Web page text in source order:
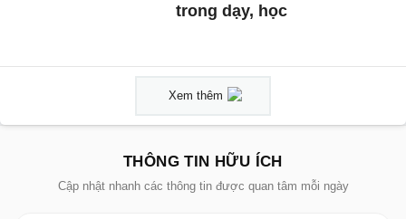
trong dạy, học
Xem thêm
THÔNG TIN HỮU ÍCH
Cập nhật nhanh các thông tin được quan tâm mỗi ngày